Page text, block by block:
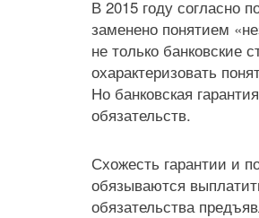
В 2015 году согласно
заменено понятием
не только банковские
охарактеризовать
Но банковская
обязательств.
Схожесть гарантии и
обязываются
обязательства